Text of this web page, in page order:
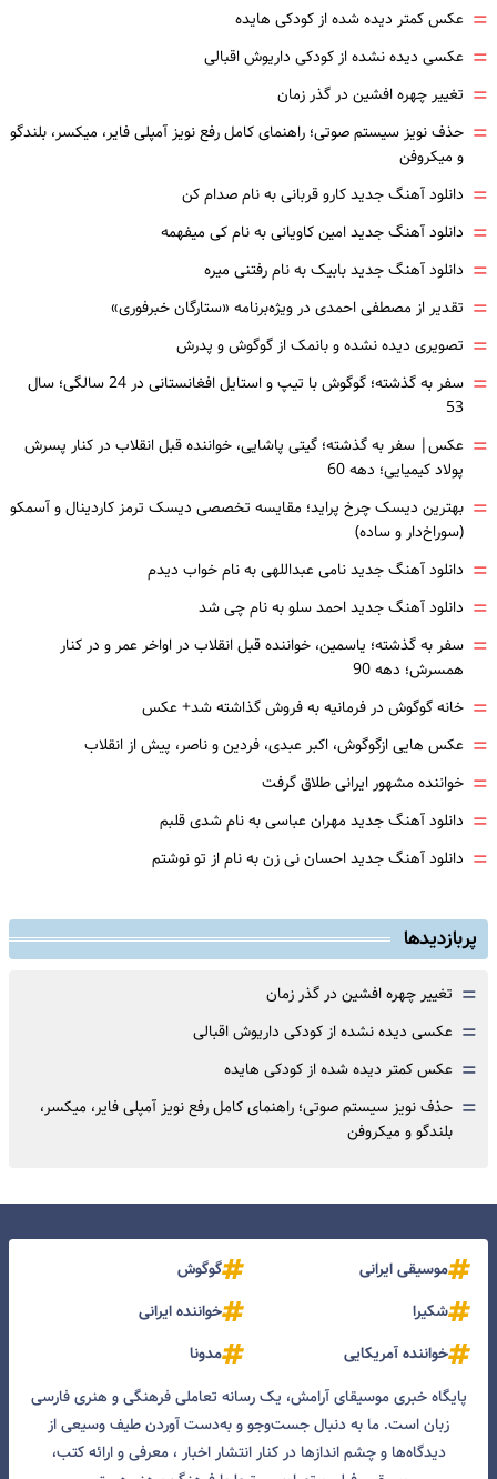
= عکس کمتر دیده شده از کودکی هایده
= عکسی دیده نشده از کودکی داریوش اقبالی
= تغییر چهره افشین در گذر زمان
= حذف نویز سیستم صوتی؛ راهنمای کامل رفع نویز آمپلی فایر، میکسر، بلندگو
و میکروفن
= دانلود آهنگ جدید کارو قربانی به نام صدام کن
= دانلود آهنگ جدید امین کاویانی به نام کی میفهمه
= دانلود آهنگ جدید بابیک به نام رفتنی میره
= تقدیر از مصطفی احمدی در ویژه‌برنامه «ستارگان خبرفوری»
= تصویری دیده نشده و بانمک از گوگوش و پدرش
=
سفر به گذشته؛ گوگوش با تیپ و استایل افغانستانی در 24 سالگی؛ سال
53
= عکس| سفر به گذشته؛ گیتی پاشایی، خواننده قبل انقلاب در کنار پسرش
پولاد کیمیایی؛ دهه 60
= بهترین دیسک چرخ پراید؛ مقایسه تخصصی دیسک ترمز کاردینال و آسمکو
(سوراخ‌دار و ساده)
= دانلود آهنگ جدید نامی عبداللهی به نام خواب دیدم
= دانلود آهنگ جدید احمد سلو به نام چی شد
= سفر به گذشته؛ یاسمین، خواننده قبل انقلاب در اواخر عمر و در کنار
همسرش؛ دهه 90
= خانه گوگوش در فرمانیه به فروش گذاشته شد+ عکس
= عکس هایی ازگوگوش، اکبر عبدی، فردین و ناصر، پیش از انقلاب
= خواننده مشهور ایرانی طلاق گرفت
= دانلود آهنگ جدید مهران عباسی به نام شدی قلبم
= دانلود آهنگ جدید احسان نی زن به نام از تو نوشتم
پربازدیدها
= تغییر چهره افشین در گذر زمان
= عکسی دیده نشده از کودکی داریوش اقبالی
= عکس کمتر دیده شده از کودکی هایده
= حذف نویز سیستم صوتی؛ راهنمای کامل رفع نویز آمپلی فایر، میکسر،
بلندگو و میکروفن
موسیقی ایرانی
گوگوش
شکیرا
خواننده ایرانی
خواننده آمریکایی
مدونا
پایگاه خبری موسیقای آرامش، یک رسانه تعاملی فرهنگی و هنری فارسی
زبان است. ما به دنبال جست‌و‌جو و به‌دست آوردن طیف وسیعی از
دیدگاه‌ها و چشم انداز‌ها در کنار انتشار اخبار ، معرفی و ارائه کتب،